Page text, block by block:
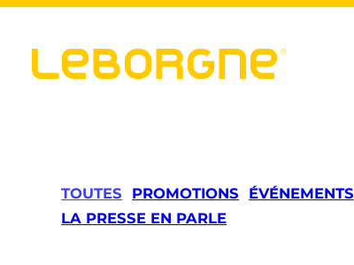
TOUTES PROMOTIONS ÉVÉNEMENTS
LA PRESSE EN PARLE